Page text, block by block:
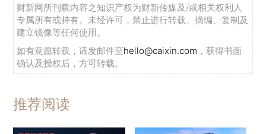
财新网所刊载内容之知识产权为财新传媒及/或相关权利人
专属所有或持有。未经许可，禁止进行转载、摘编、复制及
建立镜像等任何使用。
如有意愿转载，请发邮件至hello@caixin.com ，获得书面
确认及授权后，方可转载。
推荐阅读